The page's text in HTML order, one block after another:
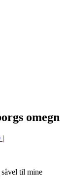
omegn
|
til mine